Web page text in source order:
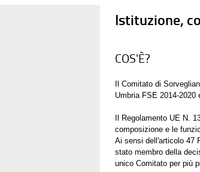
Istituzione,
COS'È?
Il Comitato di
Umbria FSE 2014-2020
Il Regolamento UE N.
composizione e le
Ai sensi dell'articolo 47
stato membro della
unico Comitato per più